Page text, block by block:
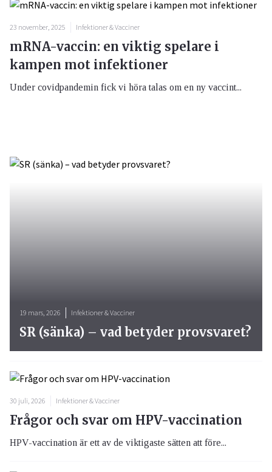
23 november, 2025 Infektioner & Vacciner
mRNA-vaccin: en viktig spelare i
kampen mot infektioner
Under covidpandemin fick vi höra talas om en ny vaccint...
30 juli, 2026 Infektioner & Vacciner
Frågor och svar om HPV-vaccination
HPV-vaccination är ett av de viktigaste sätten att före...
19 mars, 2026 Infektioner & Vacciner
SR (sänka) – vad betyder provsvaret?